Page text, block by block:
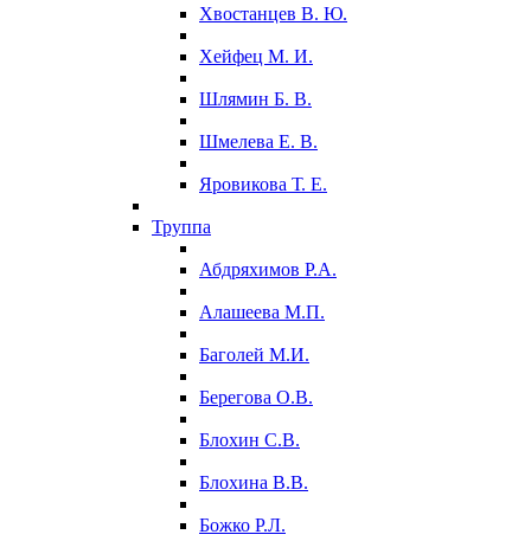
Хвостанцев В. Ю.
Хейфец М. И.
Шлямин Б. В.
Шмелева Е. В.
Яровикова Т. Е.
Труппа
Абдряхимов Р.А.
Алашеева М.П.
Баголей М.И.
Берегова О.В.
Блохин С.В.
Блохина В.В.
Божко Р.Л.